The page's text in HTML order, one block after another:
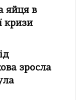
яйця в
кризи
зросла